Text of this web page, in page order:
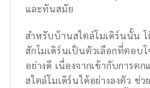
และทันสมัย
สำหรับบ้านสไตล์โมเดิร์นนั้น
สักโมเดิร์นเป็นตัวเลือกที่ตอบ
อย่างดี เนื่องจากเข้ากับการต
สไตล์โมเดิร์นได้อย่างลงตัว ช่